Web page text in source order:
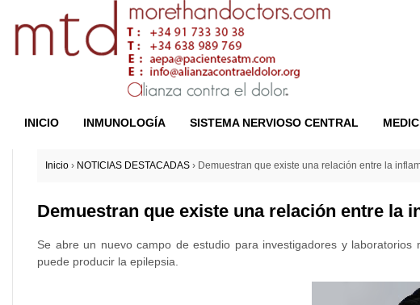
INICIO INMUNOLOGÍA SISTEMA NERVIOSO CENTRAL
Inicio › NOTICIAS DESTACADAS › Demuestran que existe una relación entre la
Demuestran que existe una relación entre la
Se abre un nuevo campo de estudio para investigadores y
puede producir la epilepsia.